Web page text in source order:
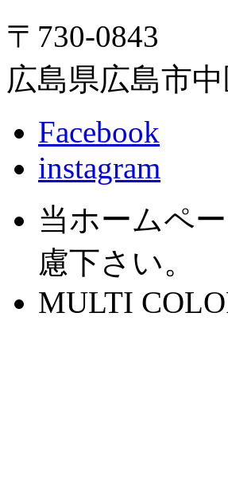
〒730-0843
広島県広島市
Facebook
instagram
当ホームペ
慮下さい。
MULTI